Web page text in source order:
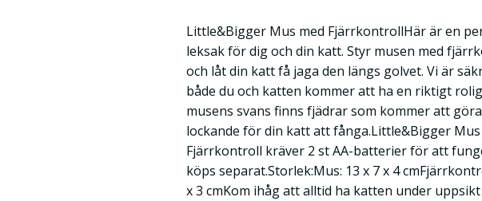
Little&Bigger Mus med FjärrkontrollHär är en
leksak för dig och din katt. Styr musen med
och låt din katt få jaga den längs golvet. Vi är
både du och katten kommer att ha en riktigt
musens svans finns fjädrar som kommer att
lockande för din katt att fånga.Little&Bigger Mus
Fjärrkontroll kräver 2 st AA-batterier för att
köps separat.Storlek:Mus: 13 x 7 x 4
x 3 cmKom ihåg att alltid ha katten under